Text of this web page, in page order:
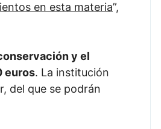
en esta materia”,
y el
euros. La institución
del que se podrán